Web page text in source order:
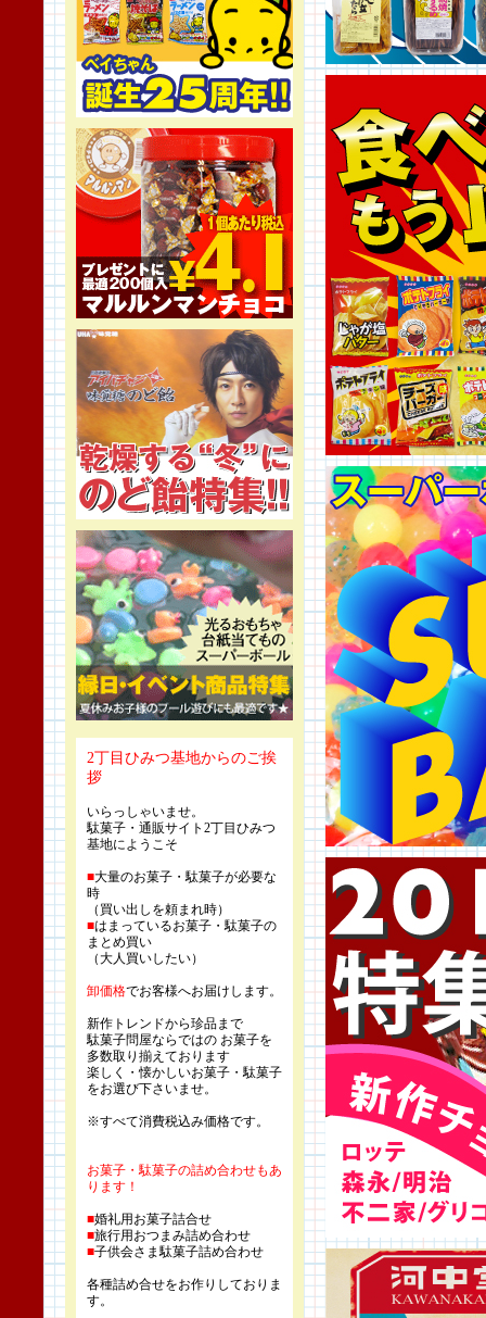
2丁目ひみつ基地からのご挨
拶
いらっしゃいませ。
駄菓子・通販サイト2丁目ひみつ
基地にようこそ
■大量のお菓子・駄菓子が必要な
時
（買い出しを頼まれ時）
■はまっているお菓子・駄菓子の
まとめ買い
（大人買いしたい）
卸価格でお客様へお届けします。
新作トレンドから珍品まで
駄菓子問屋ならではの お菓子を
多数取り揃えております
楽しく・懐かしいお菓子・駄菓子
をお選び下さいませ。
※すべて消費税込み価格です。
お菓子・駄菓子の詰め合わせもあ
ります！
■婚礼用お菓子詰合せ
■旅行用おつまみ詰め合わせ
■子供会さま駄菓子詰め合わせ
各種詰め合せをお作りしておりま
す。